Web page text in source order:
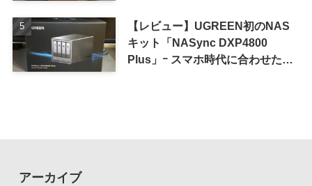
【レビュー】UGREEN初のNAS
キット「NASync DXP4800
Plus」ｰ スマホ時代に合わせた設
アーカイブ